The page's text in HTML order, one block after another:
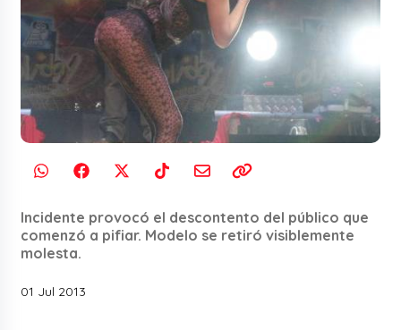
Incidente provocó el descontento del público que
comenzó a pifiar. Modelo se retiró visiblemente
molesta.
01 Jul 2013